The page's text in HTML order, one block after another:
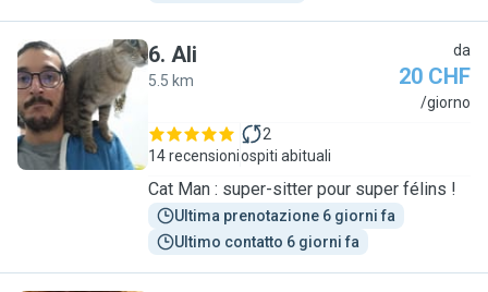
A
6. Ali
5.5 km
da
20 CHF
/giorno
14 recensioni
2
ospiti abituali
Cat Man : super-sitter pour super félins !
Ultima prenotazione 6 giorni fa
Ultimo contatto 6 giorni fa